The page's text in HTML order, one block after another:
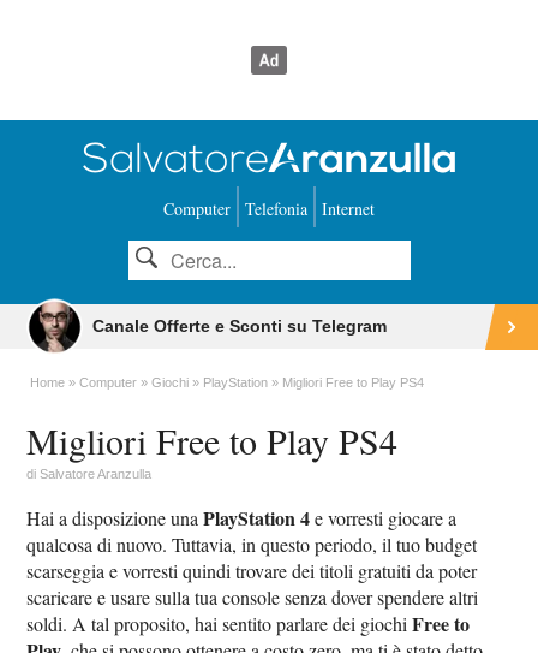
Computer Telefonia Internet
Canale Offerte e Sconti su Telegram
Home Computer Giochi PlayStation Migliori Free to Play PS4
Migliori Free to Play PS4
diSalvatore Aranzulla
Hai a disposizione unaPlayStation 4e vorresti giocare a
qualcosa di nuovo. Tuttavia, in questo periodo, il tuo budget
scarseggia e vorresti quindi trovare dei titoli gratuiti da poter
scaricare e usare sulla tua console senza dover spendere altri
soldi. A tal proposito, hai sentito parlare dei giochiFree to